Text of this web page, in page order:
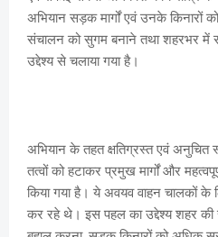
अभियान सड़क मार्गों एवं उनके किनारों
संचालन को सुगम बनाने तथा शहरभर में
उद्देश्य से चलाया गया है।
अभियान के तहत क्षतिग्रस्त एवं
तत्वों को हटाकर प्रमुख मार्गों और
किया गया है। ये अवयव वाहन चालकों के
कर रहे थे। इस पहल का उद्देश्य शहर की